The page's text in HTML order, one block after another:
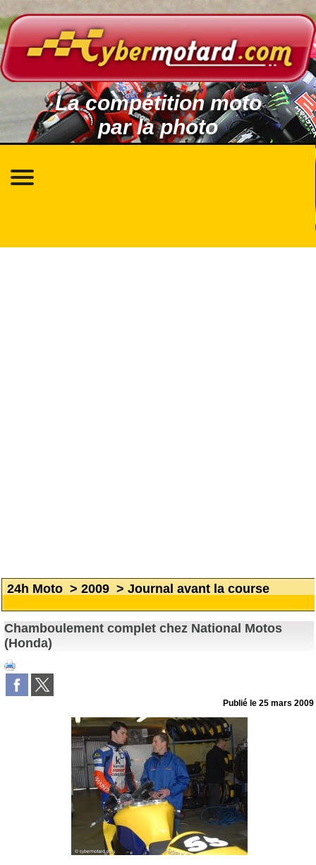
La compétition moto
par la photo
24h Moto > 2009 > Journal avant la course
Chamboulement complet chez National Motos
(Honda)
Publié le25 mars 2009